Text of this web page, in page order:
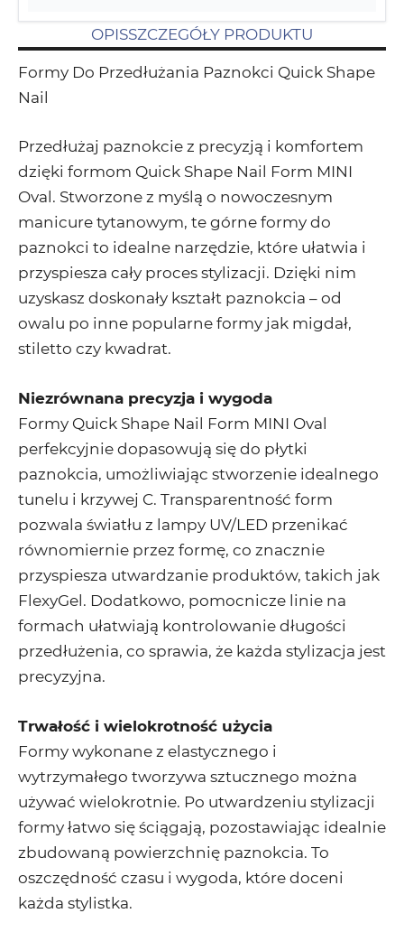
OPISSZCZEGÓŁY PRODUKTU
Formy Do Przedłużania Paznokci Quick Shape
Nail
Przedłużaj paznokcie z precyzją i komfortem
dzięki formom Quick Shape Nail Form MINI
Oval. Stworzone z myślą o nowoczesnym
manicure tytanowym, te górne formy do
paznokci to idealne narzędzie, które ułatwia i
przyspiesza cały proces stylizacji. Dzięki nim
uzyskasz doskonały kształt paznokcia – od
owalu po inne popularne formy jak migdał,
stiletto czy kwadrat.
Niezrównana precyzja i wygoda
Formy Quick Shape Nail Form MINI Oval
perfekcyjnie dopasowują się do płytki
paznokcia, umożliwiając stworzenie idealnego
tunelu i krzywej C. Transparentność form
pozwala światłu z lampy UV/LED przenikać
równomiernie przez formę, co znacznie
przyspiesza utwardzanie produktów, takich jak
FlexyGel. Dodatkowo, pomocnicze linie na
formach ułatwiają kontrolowanie długości
przedłużenia, co sprawia, że każda stylizacja jest
precyzyjna.
Trwałość i wielokrotność użycia
Formy wykonane z elastycznego i
wytrzymałego tworzywa sztucznego można
używać wielokrotnie. Po utwardzeniu stylizacji
formy łatwo się ściągają, pozostawiając idealnie
zbudowaną powierzchnię paznokcia. To
oszczędność czasu i wygoda, które doceni
każda stylistka.